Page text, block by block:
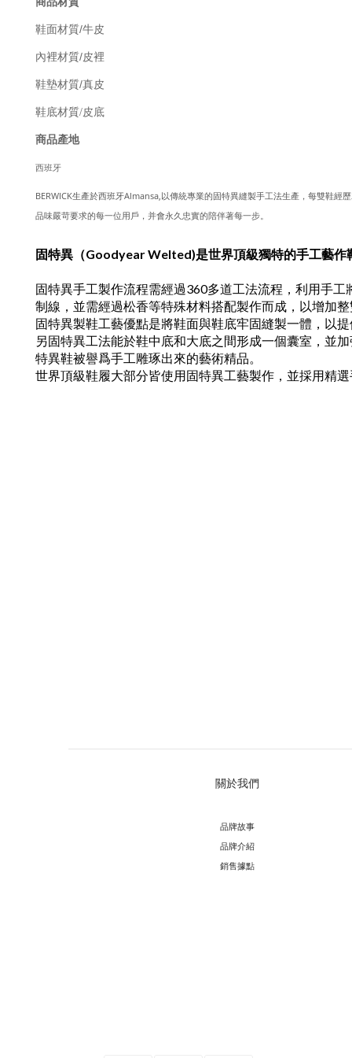
鞋面材質/牛皮
內裡材質/皮裡
鞋墊材質/真皮
鞋底材質/皮底
商品產地
西班牙
BERWICK生產於西班牙Almansa,以傳統專業的固特異縫製手工法生產，每雙鞋
品味嚴苛要求的每一位用戶，并會永久忠實的陪伴著每一步。
固特異（Goodyear Welted)是世界頂級獨特的手工藝作
固特異手工製作流程需經過360多道工法流程，利用手
制線，並需經過松香等特殊材料搭配製作而成，以增加
固特異製鞋工藝優點是將鞋面與鞋底牢固縫製一體，以
另固特異工法能於鞋中底和大底之間形成一個囊室，並
特異鞋被譽爲手工雕琢出來的藝術精品。
世界頂級鞋履大部分皆使用固特異工藝製作，並採用精
關於我們
品牌故事
品牌介紹
銷售據點